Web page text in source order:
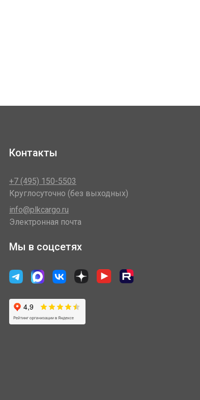
Контакты
+7 (495) 150-5503
Круглосуточно (без выходных)
info@plkcargo.ru
Электронная почта
Мы в соцсетях